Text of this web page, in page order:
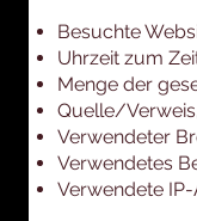
Besuchte
Uhrzeit zum
Menge der
Quelle/
Verwendeter
Verwendetes
Verwendete